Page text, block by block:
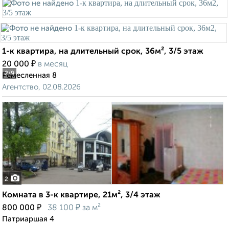
2/9
1-к квартира, на длительный срок, 36м², 3/5 этаж
20 000 ₽ в месяц
Ремесленная 8
Агентство, 02.08.2026
2
Комната в 3-к квартире, 21м², 3/4 этаж
800 000 ₽ 38 100 ₽ за м²
Патриаршая 4